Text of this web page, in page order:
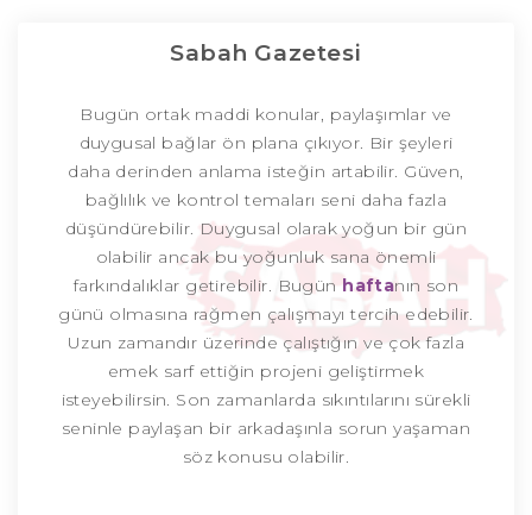
Sabah Gazetesi
Bugün ortak maddi konular, paylaşımlar ve
duygusal bağlar ön plana çıkıyor. Bir şeyleri
daha derinden anlama isteğin artabilir. Güven,
bağlılık ve kontrol temaları seni daha fazla
düşündürebilir. Duygusal olarak yoğun bir gün
olabilir ancak bu yoğunluk sana önemli
farkındalıklar getirebilir. Bugün haftanın son
günü olmasına rağmen çalışmayı tercih edebilir.
Uzun zamandır üzerinde çalıştığın ve çok fazla
emek sarf ettiğin projeni geliştirmek
isteyebilirsin. Son zamanlarda sıkıntılarını sürekli
seninle paylaşan bir arkadaşınla sorun yaşaman
söz konusu olabilir.